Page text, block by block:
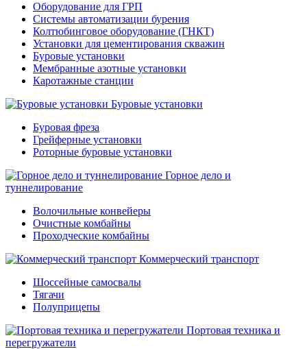
Оборудование для ГРП
Системы автоматизации бурения
Колтюбинговое оборудование (ГНКТ)
Установки для цементирования скважин
Буровые установки
Мембранные азотные установки
Каротажные станции
Буровые установки
Буровая фреза
Грейферные установки
Роторные буровые установки
Горное дело и
туннелирование
Волочильные конвейеры
Очистные комбайны
Проходческие комбайны
Коммерческий транспорт
Шоссейные самосвалы
Тягачи
Полуприцепы
Портовая техника и
перегружатели